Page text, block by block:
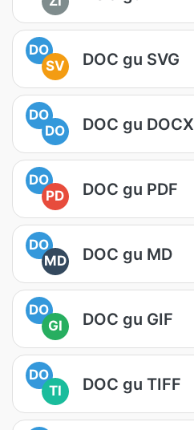
DO
SV
DOC gu SVG
DO
DO
DOC gu DOCX
DO
PD
DOC gu PDF
DO
MD
DOC gu MD
DO
GI
DOC gu GIF
DO
TI
DOC gu TIFF